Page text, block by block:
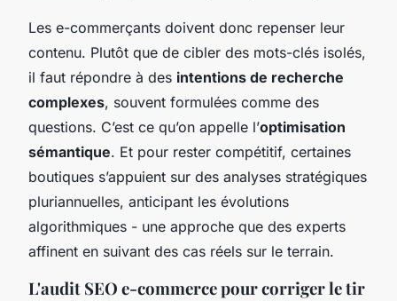
Les e-commerçants doivent donc repenser leur
contenu. Plutôt que de cibler des mots-clés isolés,
il faut répondre à des intentions de recherche
complexes, souvent formulées comme des
questions. C’est ce qu’on appelle l’optimisation
sémantique. Et pour rester compétitif, certaines
boutiques s’appuient sur des analyses stratégiques
pluriannuelles, anticipant les évolutions
algorithmiques - une approche que des experts
affinent en suivant des cas réels sur le terrain.
L'audit SEO e-commerce pour corriger le tir